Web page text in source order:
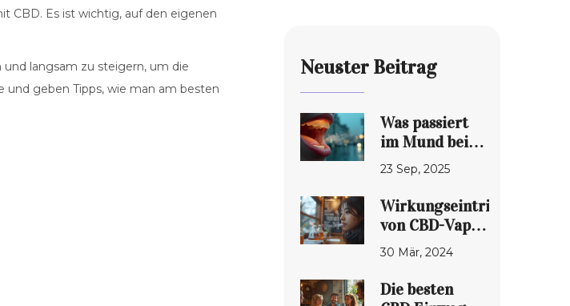
CBD. Es ist wichtig, auf den eigenen
langsam zu steigern, um die
und geben Tipps, wie man am besten
Neuster Beitrag
Was passiert
im Mund beim
Vaping? Die
Auswirkungen
auf Zähne und
Schleimhaut
23 Sep, 2025
Wirkungseintritt
von CBD-Vape:
Wie schnell
wirkt es
wirklich?
30 Mär, 2024
Die besten